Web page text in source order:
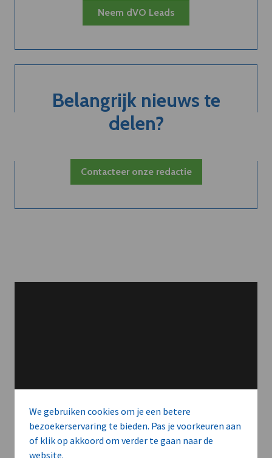
We gebruiken cookies om je een betere
bezoekerservaring te bieden. Pas je voorkeuren aan
of klik op akkoord om verder te gaan naar de
website.
Neem dVO Leads
Belangrijk nieuws te
delen?
Contacteer onze redactie